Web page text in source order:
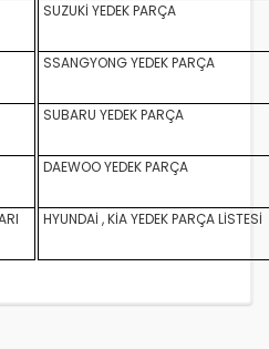
SUZUKİ YEDEK PARÇA
SSANGYONG YEDEK PARÇA
SUBARU YEDEK PARÇA
DAEWOO YEDEK PARÇA
HYUNDAİ , KİA YEDEK PARÇA LİSTESİ